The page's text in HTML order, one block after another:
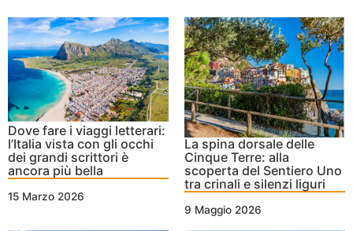
Dove fare i viaggi letterari:
l’Italia vista con gli occhi
dei grandi scrittori è
ancora più bella
15 Marzo 2026
La spina dorsale delle
Cinque Terre: alla
scoperta del Sentiero Uno
tra crinali e silenzi liguri
9 Maggio 2026